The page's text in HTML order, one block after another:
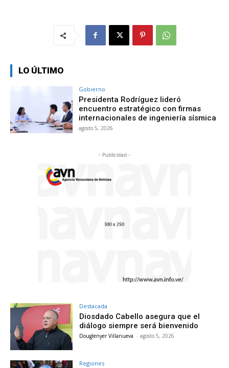
LO ÚLTIMO
Gobierno
Presidenta Rodríguez lideró
encuentro estratégico con firmas
internacionales de ingeniería sísmica
agosto 5, 2026
- Publicidad -
Destacada
Diosdado Cabello asegura que el
diálogo siempre será bienvenido
Douglenyer Villanueva - agosto 5, 2026
Regiones